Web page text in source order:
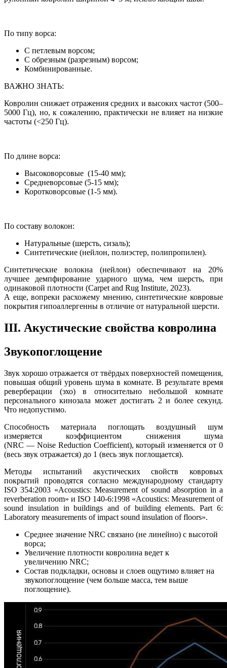
По типу ворса:
С петлевым ворсом;
С обрезным (разрезным) ворсом;
Комбинированные.
ВАЖНО ЗНАТЬ:
Ковролин снижает отражения средних и высоких частот (500–
5000 Гц), но, к сожалению, практически не влияет на низкие
частоты (<250 Гц).
По длине ворса:
Высоковорсовые (15-40 мм);
Средневорсовые (5-15 мм);
Коротковорсовые (1-5 мм).
По составу волокон:
Натуральные (шерсть, сизаль);
Синтетические (нейлон, полиэстер, полипропилен).
Синтетические волокна (нейлон) обеспечивают на 20%
лучшее демпфирование ударного шума, чем шерсть, при
одинаковой плотности (Carpet and Rug Institute, 2023).
А еще, вопреки расхожему мнению, синтетические ковровые
покрытия гипоаллергенны в отличие от натуральной шерсти.
III. Акустические свойства ковролина
Звукопоглощение
Звук хорошо отражается от твёрдых поверхностей помещения,
повышая общий уровень шума в комнате. В результате время
реверберации (эхо) в относительно небольшой комнате
персонального кинозала может достигать 2 и более секунд.
Что недопустимо.
Способность материала поглощать воздушный шум
измеряется коэффициентом снижения шума
(NRC — Noise Reduction Coefficient), который изменяется от 0
(весь звук отражается) до 1 (весь звук поглощается).
Методы испытаний акустических свойств ковровых
покрытий проводятся согласно международному стандарту
ISO 354:2003 «Acoustics: Measurement of sound absorption in a
reverberation room» и ISO 140-6:1998 «Acoustics: Measurement of
sound insulation in buildings and of building elements. Part 6:
Laboratory measurements of impact sound insulation of floors».
Среднее значение NRC связано (не линейно) с высотой
ворса;
Увеличение плотности ковролина ведет к
увеличению NRC;
Состав подкладки, основы и слоев ощутимо влияет на
звукопоглощение (чем больше масса, тем выше
поглощение).